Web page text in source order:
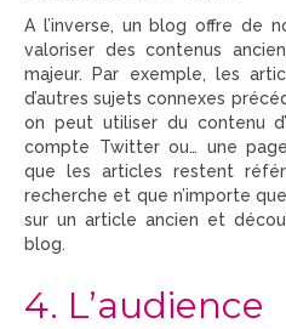
A l’inverse, un blog offre de
valoriser des contenus
majeur. Par exemple, les
d’autres sujets connexes
on peut utiliser du contenu
compte Twitter ou… une
que les articles restent
recherche et que n’importe
sur un article ancien et
blog.
4. L’audience